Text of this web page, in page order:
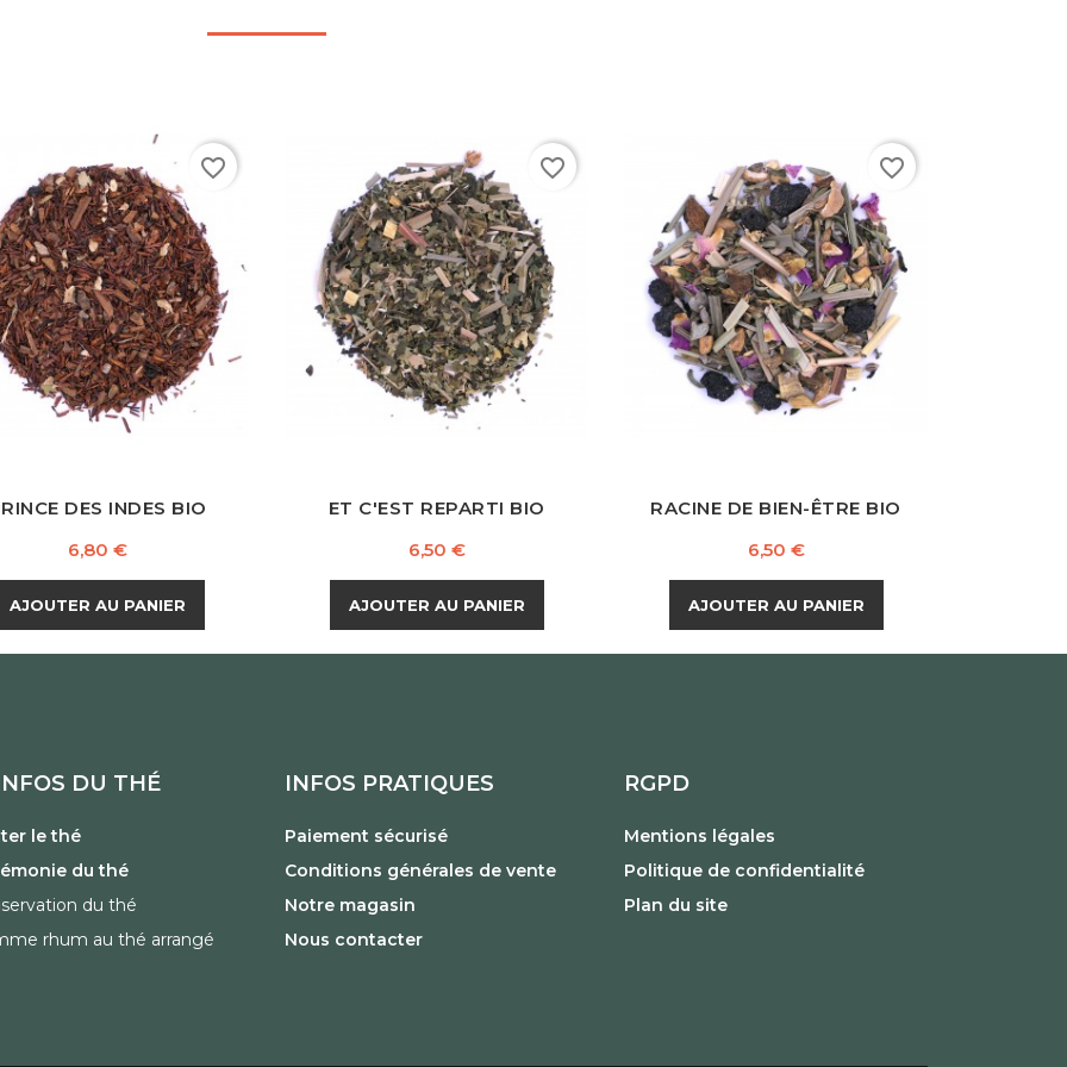
RougeVerteBleueNoireBlanche
DES INDES BIO
Prix
6,80 €
AJOUTER AU PANIER
favorite_border
RougeVerteBleueNoireBlanche
ET C'EST REPARTI BIO
Prix
6,50 €
AJOUTER AU PANIER
favorite_border
RougeVerteBleueNoireBlanche
RACINE DE BIEN-ÊTRE BIO
Prix
6,50 €
AJOUTER AU PANIER
favorite_border
DU THÉ
le thé
du thé
du thé
rhum au thé arrangé
INFOS PRATIQUES
Paiement sécurisé
Conditions générales de vente
Notre magasin
Nous contacter
RGPD
Mentions légales
Politique de confidentialité
Plan du site